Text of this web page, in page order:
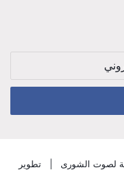
تطوير